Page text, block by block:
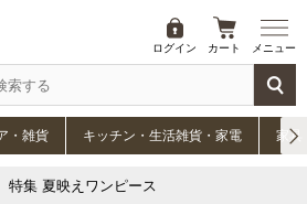
ログイン カート メニュー
・雑貨 キッチン・生活雑貨・家電 家具
特集 夏映えワンピース